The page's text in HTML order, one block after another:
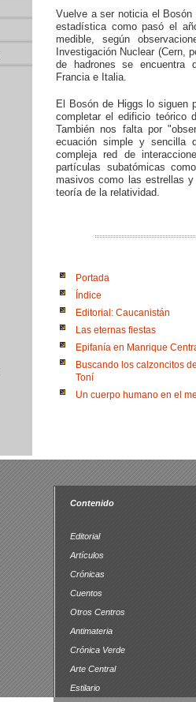
Vuelve a ser noticia el
estadística como pasó el
medible, según
Investigación Nuclear (Cern,
de hadrones se encuentra
Francia e Italia.
El Bosón de Higgs lo siguen
completar el edificio teórico
También nos falta por
ecuación simple y sencilla
compleja red de
partículas subatómicas
masivos como las estrellas
teoría de la relatividad.
Portada
Índice
Editorial: Caucanistán
Las eternas fiestas
Epifanía en Manrique
Buscando los calzoncitos
Toní
Un cuerpo humano en el
Contenido
Editorial
Artículos
Crónicas
Cuentos
Otros Centros
Antimateria
Crónica Verde
Arte Central
Estilario